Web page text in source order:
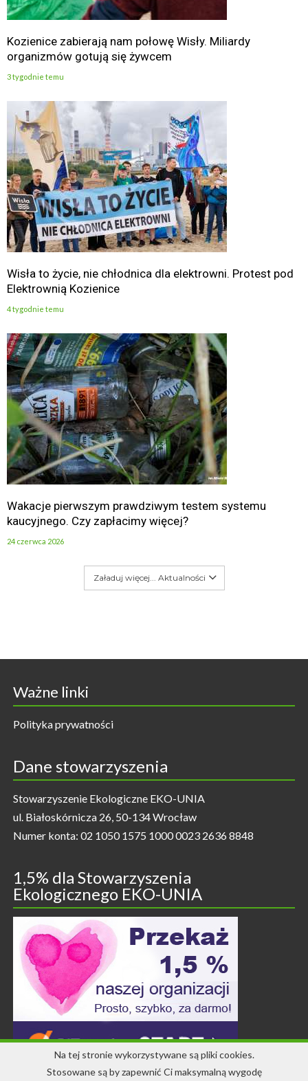
Kozienice zabierają nam połowę Wisły. Miliardy
organizmów gotują się żywcem
3 tygodnie temu
Wisła to życie, nie chłodnica dla elektrowni. Protest pod
Elektrownią Kozienice
4 tygodnie temu
Wakacje pierwszym prawdziwym testem systemu
kaucyjnego. Czy zapłacimy więcej?
24 czerwca 2026
Załaduj więcej... Aktualności
Ważne linki
Polityka prywatności
Dane stowarzyszenia
Stowarzyszenie Ekologiczne EKO-UNIA
ul. Białoskórnicza 26, 50-134 Wrocław
Numer konta: 02 1050 1575 1000 0023 2636 8848
1,5% dla Stowarzyszenia
Ekologicznego EKO-UNIA
Na tej stronie wykorzystywane są pliki cookies.
Stosowane są by zapewnić Ci maksymalną wygodę